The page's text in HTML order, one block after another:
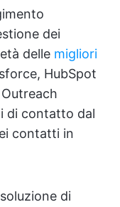
dei
delle migliori
HubSpot
di contatto dal
contatti in
di